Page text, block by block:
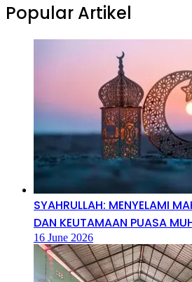
Popular Artikel
SYAHRULLAH: MENYELAMI
DAN KEUTAMAAN PUASA
16 June 2026